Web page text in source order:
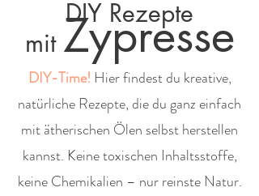
DIY Rezepte
mit Zypresse
DIY-Time! Hier findest du kreative,
natürliche Rezepte, die du ganz einfach
mit ätherischen Ölen selbst herstellen
kannst. Keine toxischen Inhaltsstoffe,
keine Chemikalien – nur reinste Natur.